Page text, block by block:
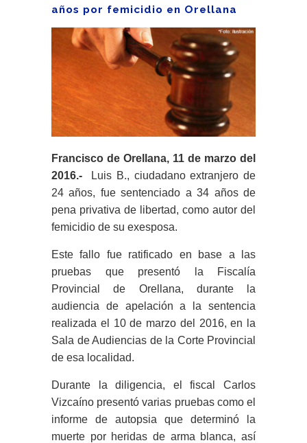
años por femicidio en Orellana
Francisco de Orellana, 11 de marzo del
2016.-
Luis B., ciudadano extranjero de
24 años, fue sentenciado a 34 años de
pena privativa de libertad, como autor del
femicidio de su exesposa.
Este fallo fue ratificado en base a las
pruebas que presentó la Fiscalía
Provincial de Orellana, durante la
audiencia de apelación a la sentencia
realizada el 10 de marzo del 2016, en la
Sala de Audiencias de la Corte Provincial
de esa localidad.
Durante la diligencia, el fiscal Carlos
Vizcaíno presentó varias pruebas como el
informe de autopsia que determinó la
muerte por heridas de arma blanca, así